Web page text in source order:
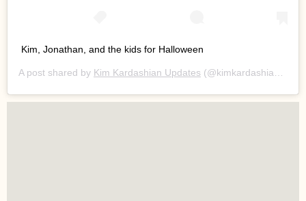
Kim, Jonathan, and the kids for Halloween
A post shared by Kim Kardashian Updates (@kimkardashiansnap) on